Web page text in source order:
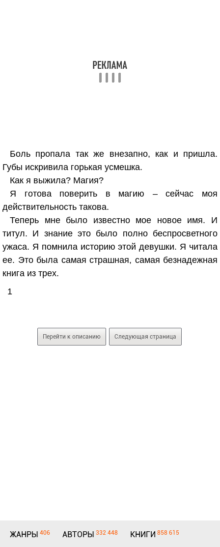
Боль пропала так же внезапно, как и пришла.
Губы искривила горькая усмешка.
Как я выжила? Магия?
Я готова поверить в магию – сейчас моя
действительность такова.
Теперь мне было известно мое новое имя. И
титул. И знание это было полно беспросветного
ужаса. Я помнила историю этой девушки. Я читала
ее. Это была самая страшная, самая безнадежная
книга из трех.
1
Перейти к описанию Следующая страница
ЖАНРЫ 406 АВТОРЫ 332 448 КНИГИ 858 615